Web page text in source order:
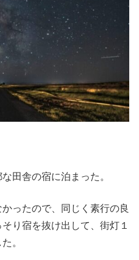
田舎の宿に泊まった。
ったので、同じく素行の良
り宿を抜け出して、街灯１
。